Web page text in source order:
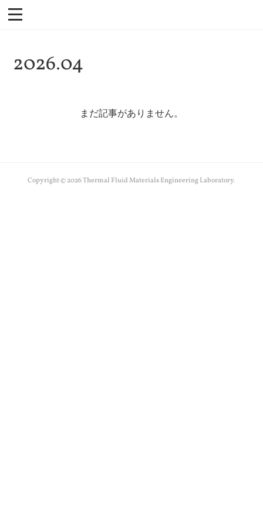
2026.04
まだ記事がありません。
Copyright ©2026Thermal Fluid Materials Engineering Laboratory.